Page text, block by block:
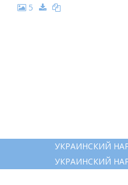
5
УКРАИНСКИЙ
УКРАИНСКИЙ